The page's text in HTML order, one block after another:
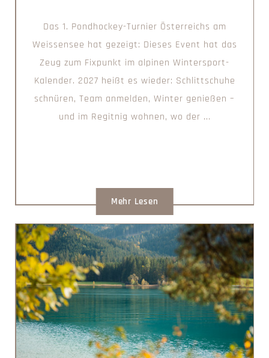
Das 1. Pondhockey-Turnier Österreichs am
Weissensee hat gezeigt: Dieses Event hat das
Zeug zum Fixpunkt im alpinen Wintersport-
Kalender. 2027 heißt es wieder: Schlittschuhe
schnüren, Team anmelden, Winter genießen –
und im Regitnig wohnen, wo der ...
Mehr Lesen